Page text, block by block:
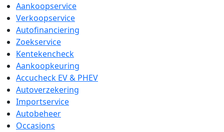
Aankoopservice
Verkoopservice
Autofinanciering
Zoekservice
Kentekencheck
Aankoopkeuring
Accucheck EV & PHEV
Autoverzekering
Importservice
Autobeheer
Occasions